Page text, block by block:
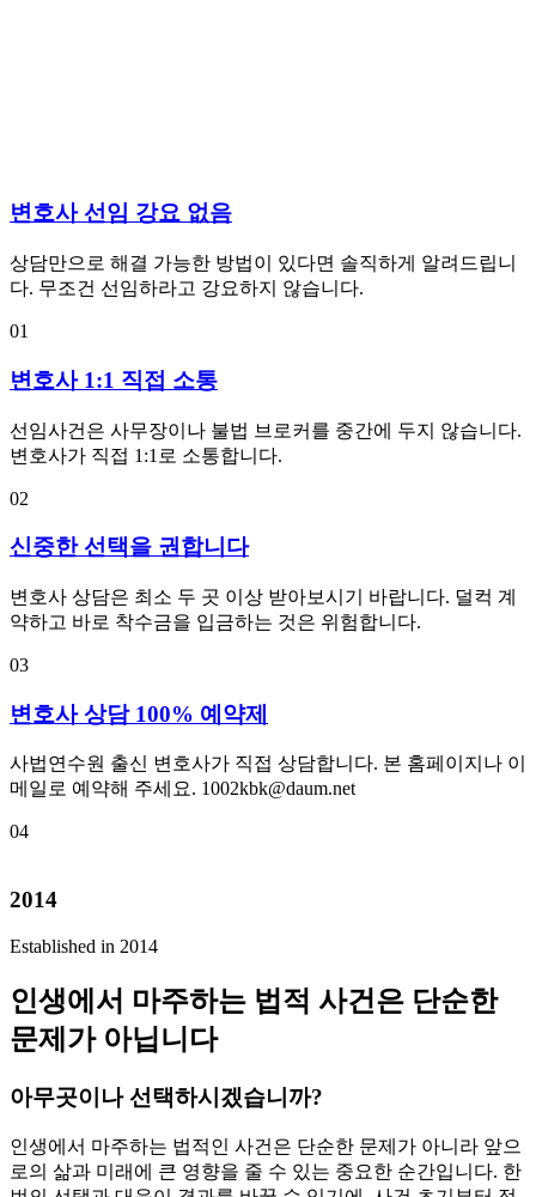
변호사 선임 강요 없음
상담만으로 해결 가능한 방법이 있다면 솔직하게 알려드립니
다. 무조건 선임하라고 강요하지 않습니다.
01
변호사 1:1 직접 소통
선임사건은 사무장이나 불법 브로커를 중간에 두지 않습니다.
변호사가 직접 1:1로 소통합니다.
02
신중한 선택을 권합니다
변호사 상담은 최소 두 곳 이상 받아보시기 바랍니다. 덜컥 계
약하고 바로 착수금을 입금하는 것은 위험합니다.
03
변호사 상담 100% 예약제
사법연수원 출신 변호사가 직접 상담합니다. 본 홈페이지나 이
메일로 예약해 주세요. 1002kbk@daum.net
04
2014
Established in 2014
인생에서 마주하는 법적 사건은 단순한
문제가 아닙니다
아무곳이나 선택하시겠습니까?
인생에서 마주하는 법적인 사건은 단순한 문제가 아니라 앞으
로의 삶과 미래에 큰 영향을 줄 수 있는 중요한 순간입니다. 한